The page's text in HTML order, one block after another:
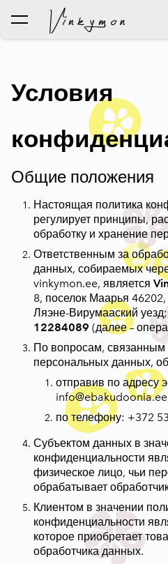
был добавлен в корзину.
Условия
Общие положения
Настоящая политика
регулирует принципы,
обработку и хранение
Ответственным за
данных, собираемых
vinkymon.ee, является
8, поселок Маарья
Ляэне-Вирумааский уезд;
12284089 (далее –
По вопросам, связанным
персональных данных,
отправив по адресу
info@ebakudoonia.ee
по телефону: +372
Субъектом данных в
конфиденциальности
физическое лицо, чьи
обрабатывает
Клиентом в значении
конфиденциальности
которое приобретает
обработчика данных.